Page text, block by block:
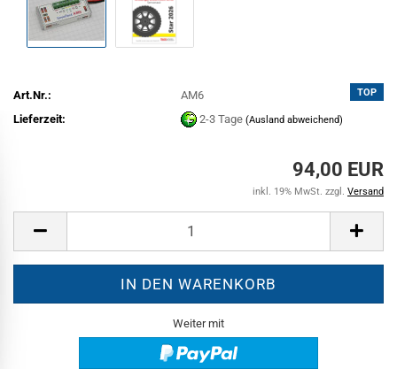
TOP
Art.Nr.:
AM6
Lieferzeit:
2-3 Tage(Ausland abweichend)
94,00 EUR
inkl. 19% MwSt. zzgl. Versand
Weiter mit